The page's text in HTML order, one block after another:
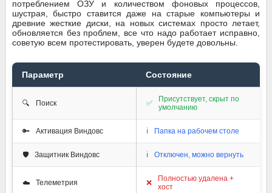
потреблением ОЗУ и количеством фоновых процессов,
шустрая, быстро ставится даже на старые компьютеры и
древние жесткие диски, на новых системах просто летает,
обновляется без проблем, все что надо работает исправно,
советую всем протестировать, уверен будете довольны.​​​
Параметр Состояние
🔍 Поиск ✅
Присутствует, скрыт по
умолчанию
🔑 Активация Виндовс ℹ️ Папка на рабочем столе
🛡️ Защитник Виндовс ℹ️ Отключен, можно вернуть
☁️ Телеметрия ❌
Полностью удалена +
хост